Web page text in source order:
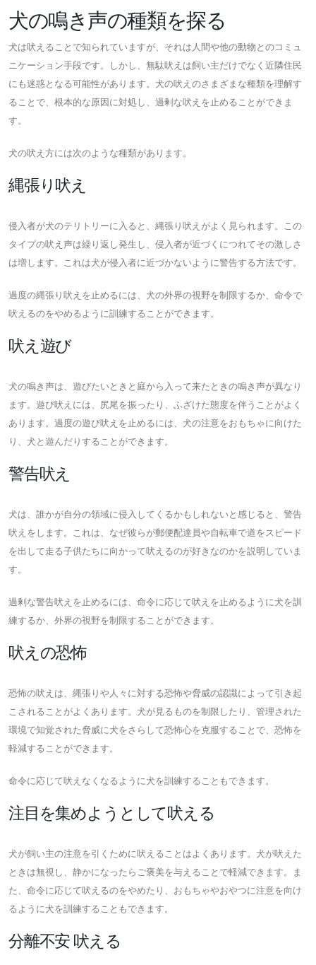
犬の鳴き声の種類を探る
犬は吠えることで知られていますが、それは人間や他の動物とのコミュ
ニケーション手段です。しかし、無駄吠えは飼い主だけでなく近隣住民
にも迷惑となる可能性があります。犬の吠えのさまざまな種類を理解す
ることで、根本的な原因に対処し、過剰な吠えを止めることができま
す。
犬の吠え方には次のような種類があります。
縄張り吠え
侵入者が犬のテリトリーに入ると、縄張り吠えがよく見られます。この
タイプの吠え声は繰り返し発生し、侵入者が近づくにつれてその激しさ
は増します。これは犬が侵入者に近づかないように警告する方法です。
過度の縄張り吠えを止めるには、犬の外界の視野を制限するか、命令で
吠えるのをやめるように訓練することができます。
吠え遊び
犬の鳴き声は、遊びたいときと庭から入って来たときの鳴き声が異なり
ます。遊び吠えには、尻尾を振ったり、ふざけた態度を伴うことがよく
あります。過度の遊び吠えを止めるには、犬の注意をおもちゃに向けた
り、犬と遊んだりすることができます。
警告吠え
犬は、誰かが自分の領域に侵入してくるかもしれないと感じると、警告
吠えをします。これは、なぜ彼らが郵便配達員や自転車で道をスピード
を出して走る子供たちに向かって吠えるのが好きなのかを説明していま
す。
過剰な警告吠えを止めるには、命令に応じて吠えを止めるように犬を訓
練するか、外界の視野を制限することができます。
吠えの恐怖
恐怖の吠えは、縄張りや人々に対する恐怖や脅威の認識によって引き起
こされることがよくあります。犬が見るものを制限したり、管理された
環境で知覚された脅威に犬をさらして恐怖心を克服することで、恐怖を
軽減することができます。
命令に応じて吠えなくなるように犬を訓練することもできます。
注目を集めようとして吠える
犬が飼い主の注意を引くために吠えることはよくあります。犬が吠えた
ときは無視し、静かになったらご褒美を与えることで軽減できます。ま
た、命令に応じて吠えるのをやめたり、おもちゃやおやつに注意を向け
るように犬を訓練することもできます。
分離不安 吠える